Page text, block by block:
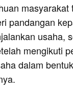
masyarakat
pandangan
usaha,
mengikuti
dalam